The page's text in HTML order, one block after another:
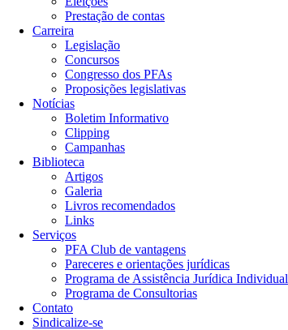
Prestação de contas
Carreira
Legislação
Concursos
Congresso dos PFAs
Proposições legislativas
Notícias
Boletim Informativo
Clipping
Campanhas
Biblioteca
Artigos
Galeria
Livros recomendados
Links
Serviços
PFA Club de vantagens
Pareceres e orientações jurídicas
Programa de Assistência Jurídica Individual
Programa de Consultorias
Contato
Sindicalize-se